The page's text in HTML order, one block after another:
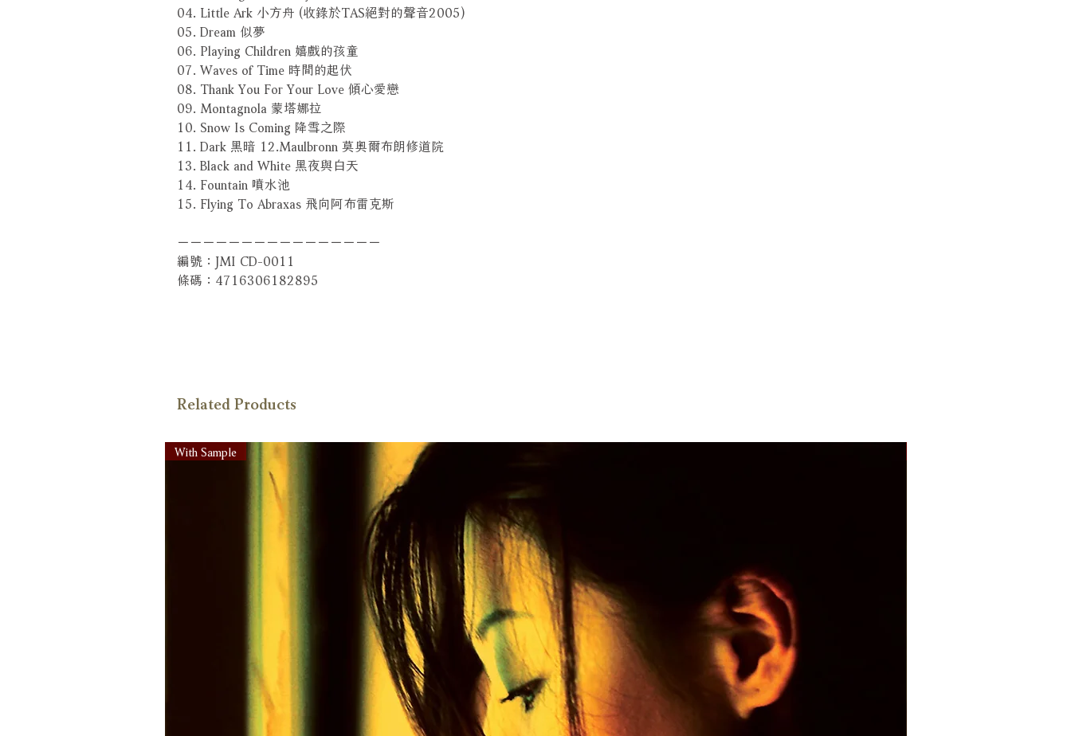
04. Little Ark 小方舟 (收錄於TAS絕對的聲音2005)
05. Dream 似夢
06. Playing Children 嬉戲的孩童
07. Waves of Time 時間的起伏
08. Thank You For Your Love 傾心愛戀
09. Montagnola 蒙塔娜拉
10. Snow Is Coming 降雪之際
11. Dark 黑暗 12.Maulbronn 莫奧爾布朗修道院
13. Black and White 黑夜與白天
14. Fountain 噴水池
15. Flying To Abraxas 飛向阿布雷克斯
－－－－－－－－－－－－－－－－
編號：JMI CD-0011
條碼：4716306182895
Related Products
With Sample